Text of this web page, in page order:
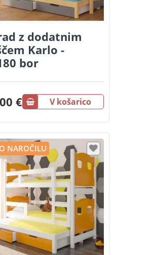
z dodatnim
Karlo -
bor
€ V košarico
NAROČILU